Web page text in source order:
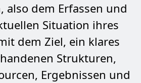
also dem Erfassen und
Situation ihres
dem Ziel, ein klares
Strukturen,
Ergebnissen und